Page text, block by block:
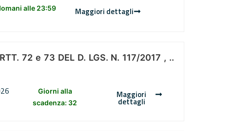
alle 23:59 Maggiori dettagli
72 e 73 DEL D. LGS. N. 117/2017 , ..
Giorni alla
scadenza: 32
Maggiori
dettagli